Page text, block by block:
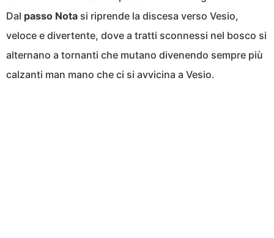
Dal passo Nota si riprende la discesa verso Vesio,
veloce e divertente, dove a tratti sconnessi nel bosco si
alternano a tornanti che mutano divenendo sempre più
calzanti man mano che ci si avvicina a Vesio.